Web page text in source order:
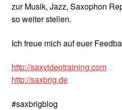
zur Musik, Jazz, Saxophon
so weiter stellen.
Ich freue mich auf euer
http://saxvideotraining.com
http://saxbrig.de
#saxbrigblog